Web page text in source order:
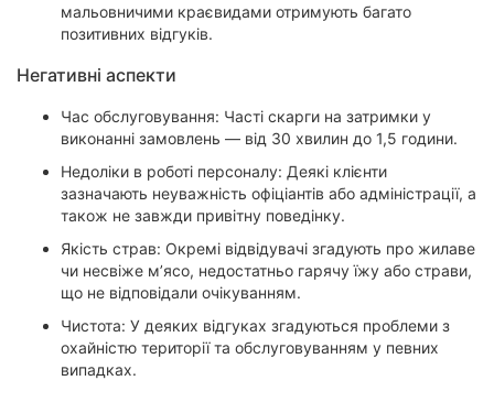
мальовничими краєвидами отримують багато
позитивних відгуків.
Негативні аспекти
Час обслуговування: Часті скарги на затримки у
виконанні замовлень — від 30 хвилин до 1,5 години.
Недоліки в роботі персоналу: Деякі клієнти
зазначають неуважність офіціантів або адміністрації, а
також не завжди привітну поведінку.
Якість страв: Окремі відвідувачі згадують про жилаве
чи несвіже м’ясо, недостатньо гарячу їжу або страви,
що не відповідали очікуванням.
Чистота: У деяких відгуках згадуються проблеми з
охайністю території та обслуговуванням у певних
випадках.